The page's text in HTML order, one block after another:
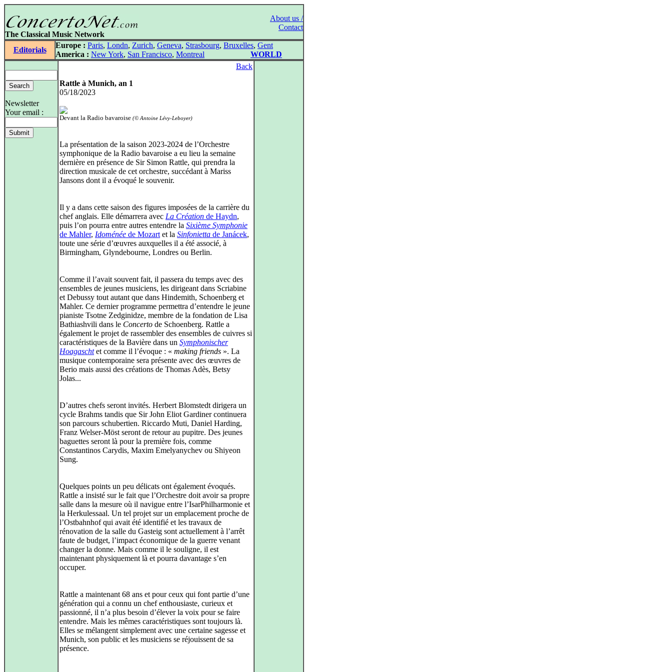
About us /
Contact
The Classical Music Network
Editorials
Europe : Paris, Londn, Zurich, Geneva, Strasbourg, Bruxelles, Gent
America : New York, San Francisco, Montreal WORLD
Newsletter
Your email :
Back
Rattle à Munich, an 1
05/18/2023
Devant la Radio bavaroise (© Antoine Lévy‑Leboyer)
La présentation de la saison 2023‑2024 de l’Orchestre
symphonique de la Radio bavaroise a eu lieu la semaine
dernière en présence de Sir Simon Rattle, qui prendra la
direction musicale de cet orchestre, succédant à Mariss
Jansons dont il a évoqué le souvenir.
Il y a dans cette saison des figures imposées de la carrière du
chef anglais. Elle démarrera avec La Création de Haydn,
puis l’on pourra entre autres entendre la Sixième Symphonie
de Mahler, Idoménée de Mozart et la Sinfonietta de Janácek,
toute une série d’œuvres auxquelles il a été associé, à
Birmingham, Glyndebourne, Londres ou Berlin.
Comme il l’avait souvent fait, il passera du temps avec des
ensembles de jeunes musiciens, les dirigeant dans Scriabine
et Debussy tout autant que dans Hindemith, Schoenberg et
Mahler. Ce dernier programme permettra d’entendre le jeune
pianiste Tsotne Zedginidze, membre de la fondation de Lisa
Bathiashvili dans le Concerto de Schoenberg. Rattle a
également le projet de rassembler des ensembles de cuivres si
caractéristiques de la Bavière dans un Symphonischer
Hoagaschtet comme il l’évoque : « making friends ». La
musique contemporaine sera présente avec des œuvres de
Berio mais aussi des créations de Thomas Adès, Betsy
Jolas...
D’autres chefs seront invités. Herbert Blomstedt dirigera un
cycle Brahms tandis que Sir John Eliot Gardiner continuera
son parcours schubertien. Riccardo Muti, Daniel Harding,
Franz Welser‑Möst seront de retour au pupitre. Des jeunes
baguettes seront là pour la première fois, comme
Constantinos Carydis, Maxim Emelyanychev ou Shiyeon
Sung.
Quelques points un peu délicats ont également évoqués.
Rattle a insisté sur le fait que l’Orchestre doit avoir sa propre
salle dans la mesure où il navigue entre l’IsarPhilharmonie et
la Herkulessaal. Un tel projet sur un emplacement proche de
l’Ostbahnhof qui avait été identifié et les travaux de
rénovation de la salle du Gasteig sont actuellement à l’arrêt
faute de budget, l’impact économique de la guerre venant
changer la donne. Mais comme il le souligne, il est
maintenant physiquement là et pourra davantage s’en
occuper.
Rattle a maintenant 68 ans et pour ceux qui font partie d’une
génération qui a connu un chef enthousiaste, curieux et
passionné, il n’a plus besoin d’élever la voix pour se faire
entendre. Mais les mêmes caractéristiques sont toujours là.
Elles se mélangent simplement avec une certaine sagesse et
Munich, son public et les musiciens se réjouissent de sa
présence.